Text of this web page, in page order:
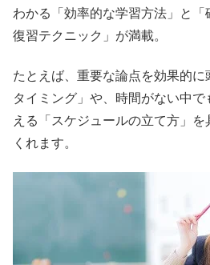
わかる「効率的な学習方法」と
復習テクニック」が満載。
たとえば、重要な論点を効果的
タイミング」や、時間がない中で
える「スケジュールの立て方」
くれます。